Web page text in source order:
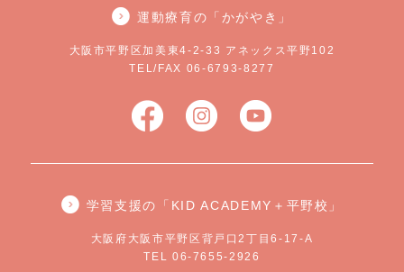
運動療育の「かがやき」
大阪市平野区加美東4-2-33 アネックス平野102
TEL/FAX 06-6793-8277
学習支援の「KID ACADEMY＋平野校」
大阪府大阪市平野区背戸口2丁目6-17-A
TEL 06-7655-2926